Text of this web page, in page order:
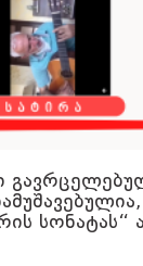
სონატას“